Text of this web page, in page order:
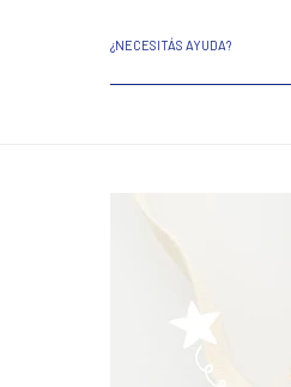
¿NECESITÁS AYUDA?